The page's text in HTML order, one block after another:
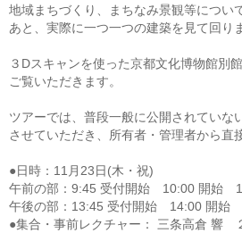
地域まちづくり、まちなみ景観等につい
あと、実際に一つ一つの建築を見て回り
３Dスキャンを使った京都文化博物館別
ご覧いただきます。
ツアーでは、普段一般に公開されていな
させていただき、所有者・管理者から直
●日時：11月23日(木・祝)
午前の部：9:45 受付開始 10:00 開始
午後の部：13:45 受付開始 14:00 開始
●集合・事前レクチャー： 三条高倉 響